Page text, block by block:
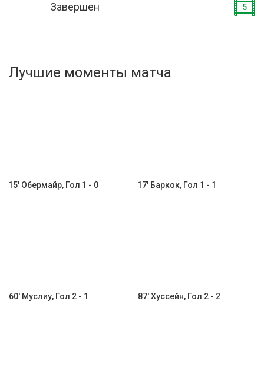
Активировать промокод
Завершен 5
Лучшие моменты матча
15' Обермайр, Гол 1 - 0 17' Баркок, Гол 1 - 1
60' Муслиу, Гол 2 - 1 87' Хуссейн, Гол 2 - 2